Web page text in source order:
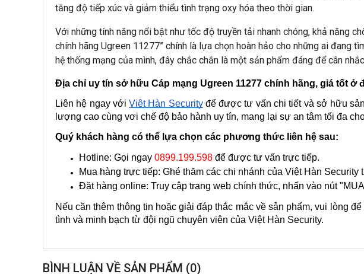
tăng độ tiếp xúc và giảm thiểu tình trạng oxy hóa theo thời gian.
Với những tính năng nổi bật như tốc độ truyền tải nhanh chóng, khả năng
chính hãng Ugreen 11277” chính là lựa chọn hoàn hảo cho những ai đang
hệ thống mạng của mình, đây chắc chắn là một sản phẩm đáng để cân
Địa chỉ uy tín sở hữu Cáp mạng Ugreen 11277 chính hãng, giá tốt ở
Liên hệ ngay với Việt Hàn Security để được tư vấn chi tiết và sở hữu
lượng cao cùng vơi chế độ bảo hành uy tín, mang lại sự an tâm tối đa
Quý khách hàng có thể lựa chọn các phương thức liên hệ sau:
Hotline: Gọi ngay 0899.199.598 để được tư vấn trực tiếp.
Mua hàng trực tiếp: Ghé thăm các chi nhánh của Việt Hàn
Đặt hàng online: Truy cập trang web chính thức, nhấn vào nút
Nếu cần thêm thông tin hoặc giải đáp thắc mắc về sản phẩm, vui lòng
tình và minh bạch từ đội ngũ chuyên viên của Việt Hàn Security.
BÌNH LUẬN VỀ SẢN PHẨM (0)